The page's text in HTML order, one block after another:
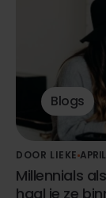
Blogs
DOOR LIEKE
Millennials
haal je ze